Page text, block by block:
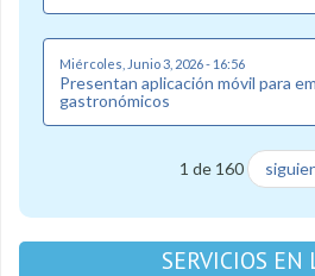
Miércoles, Junio 3, 2026 - 16:56
Presentan aplicación móvil para
gastronómicos
1 de 160
SERVICIOS EN